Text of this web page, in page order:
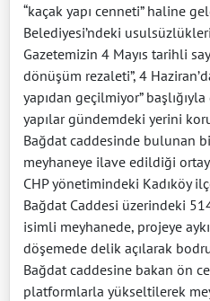
“kaçak yapı cenneti” haline
Belediyesi’ndeki
Gazetemizin 4 Mayıs tarihli
dönüşüm rezaleti”, 4
yapıdan geçilmiyor”
yapılar gündemdeki yerini
Bağdat caddesinde bulunan
meyhaneye ilave edildiği
CHP yönetimindeki Kadıköy
Bağdat Caddesi üzerindeki
isimli meyhanede, projeye
döşemede delik açılarak
Bağdat caddesine bakan ön
platformlarla yükseltilerek